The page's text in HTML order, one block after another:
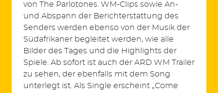
von The Parlotones. WM-Clips sowie An-
und Abspann der Berichterstattung des
Senders werden ebenso von der Musik der
Südafrikaner begleitet werden, wie alle
Bilder des Tages und die Highlights der
Spiele. Ab sofort ist auch der ARD WM Trailer
zu sehen, der ebenfalls mit dem Song
unterlegt ist. Als Single erscheint „Come